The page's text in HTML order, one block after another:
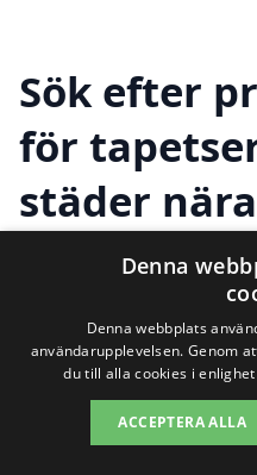
Sök efter
för
städer
Att hitta rätt hjälp
behöver inte vara
vår plattform,
enkelt jämföra
Denna
Denna webbplats
användarupplevelsen. Genom
du till alla cookies i
ACCEPTERA ALLA